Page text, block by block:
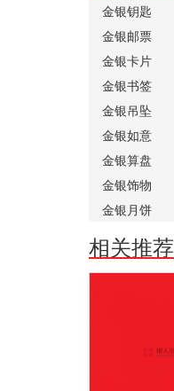
金银钥匙
金银邮票
金银卡片
金银书签
金银吊坠
金银如意
金银算盘
金银饰物
金银月饼
相关推荐